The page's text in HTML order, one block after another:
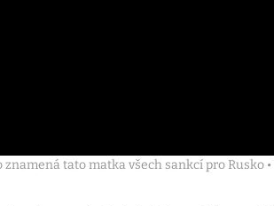
znamená tato matka všech sankcí pro Rusko